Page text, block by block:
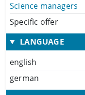
Science managers
Specific offer
LANGUAGE
english
german